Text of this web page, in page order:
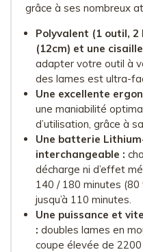
grâce à ses nombreux
Polyvalent (1 outil, 2
(12cm) et une
adapter votre outil à
des lames est ultra-
Une excellente
une maniabilité
d’utilisation, grâce à
Une batterie
interchangeable :
décharge ni d’effet
140 / 180 minutes
jusqu’à 110 minutes.
Une puissance et
: doubles lames en
coupe élevée de 2200